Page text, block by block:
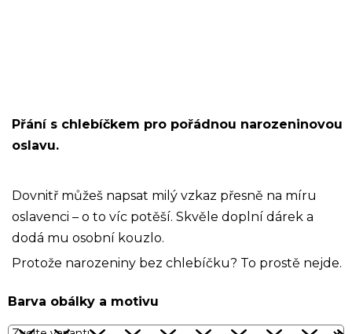
Přání s chlebíčkem pro pořádnou narozeninovou
oslavu.
Dovnitř můžeš napsat milý vzkaz přesně na míru
oslavenci – o to víc potěší. Skvěle doplní dárek a
dodá mu osobní kouzlo.
Protože narozeniny bez chlebíčku? To prostě nejde.
Barva obálky a motivu